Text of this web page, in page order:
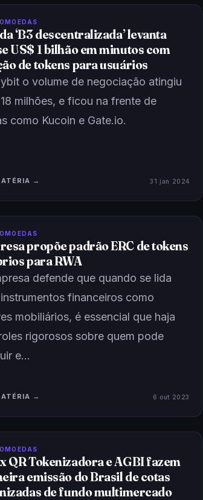
‘B3 descentralizada’ levanta
US$ 1 bilhão em minutos com
de tokens para usuários
o volume de negociação atingiu
milhões, e ficou na frente de
como Kucoin e Gate.io.
→ 31 jan 2024
propõe padrão ERC de tokens
para RWA
defende que quando se lida
financeiros como
mobiliários, é essencial que haja
rigorosos sobre quem pode
e…
→ 6 out 2023
QR Tokenizadora e AGBI fazem
emissão do Brasil de cotas
de fundo multimercado